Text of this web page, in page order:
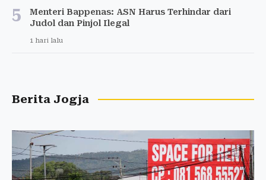
5
Menteri Bappenas: ASN Harus Terhindar dari
Judol dan Pinjol Ilegal
1 hari lalu
Berita Jogja